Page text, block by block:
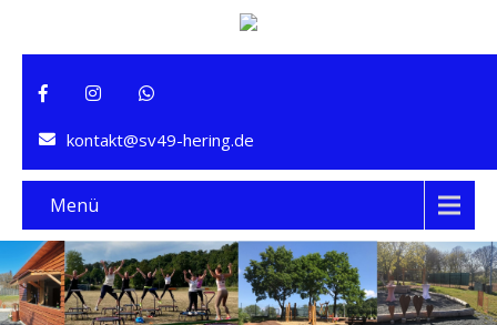
kontakt@sv49-hering.de
Menü